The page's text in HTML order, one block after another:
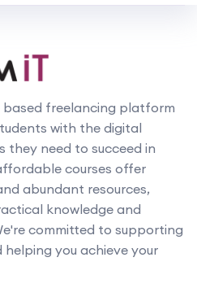
based freelancing platform
with the digital
they need to succeed in
courses offer
abundant resources,
knowledge and
committed to supporting
you achieve your